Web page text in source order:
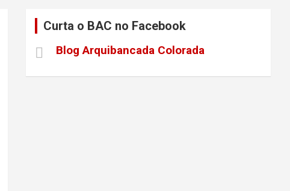
Curta o BAC no Facebook
Blog Arquibancada Colorada